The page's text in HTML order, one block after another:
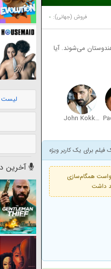
فروش (جهانی): -
می‌شوند. آیا
John Kokken
هر 2 ساعت یک‌بار درخواست همگام‌سازی
لیست
آخرین